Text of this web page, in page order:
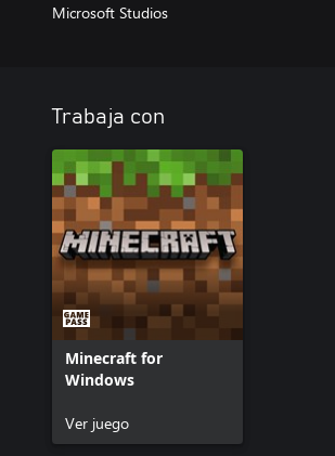
Microsoft Studios
Trabaja con
Minecraft for
Windows
Ver juego